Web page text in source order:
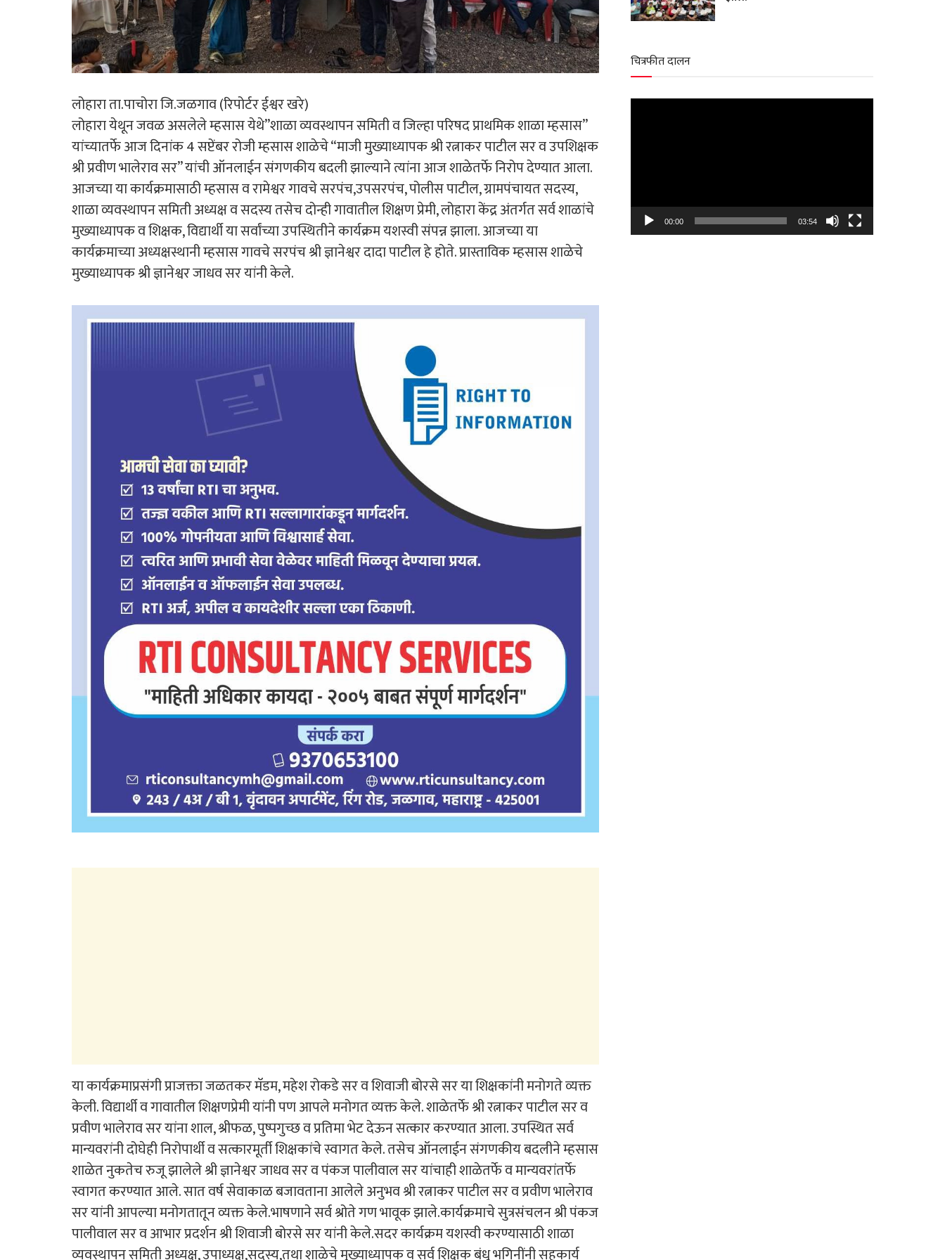
लोहारा ता.पाचोरा जि.जळगाव (रिपोर्टर ईश्वर खरे)
लोहारा येथून जवळ असलेले म्हसास येथे”शाळा व्यवस्थापन समिती व जिल्हा परिषद प्राथमिक शाळा म्हसास”
यांच्यातर्फे आज दिनांक 4 सप्टेंबर रोजी म्हसास शाळेचे “माजी मुख्याध्यापक श्री रत्नाकर पाटील सर व उपशिक्षक
श्री प्रवीण भालेराव सर” यांची ऑनलाईन संगणकीय बदली झाल्याने त्यांना आज शाळेतर्फे निरोप देण्यात आला.
आजच्या या कार्यक्रमासाठी म्हसास व रामेश्वर गावचे सरपंच,उपसरपंच, पोलीस पाटील, ग्रामपंचायत सदस्य,
शाळा व्यवस्थापन समिती अध्यक्ष व सदस्य तसेच दोन्ही गावातील शिक्षण प्रेमी, लोहारा केंद्र अंतर्गत सर्व शाळांचे
मुख्याध्यापक व शिक्षक, विद्यार्थी या सर्वांच्या उपस्थितीने कार्यक्रम यशस्वी संपन्न झाला. आजच्या या
कार्यक्रमाच्या अध्यक्षस्थानी म्हसास गावचे सरपंच श्री ज्ञानेश्वर दादा पाटील हे होते. प्रास्ताविक म्हसास शाळेचे
मुख्याध्यापक श्री ज्ञानेश्वर जाधव सर यांनी केले.
या कार्यक्रमाप्रसंगी प्राजक्ता जळतकर मॅडम, महेश रोकडे सर व शिवाजी बोरसे सर या शिक्षकांनी मनोगते व्यक्त
केली. विद्यार्थी व गावातील शिक्षणप्रेमी यांनी पण आपले मनोगत व्यक्त केले. शाळेतर्फे श्री रत्नाकर पाटील सर व
प्रवीण भालेराव सर यांना शाल, श्रीफळ, पुष्पगुच्छ व प्रतिमा भेट देऊन सत्कार करण्यात आला. उपस्थित सर्व
मान्यवरांनी दोघेही निरोपार्थी व सत्कारमूर्ती शिक्षकांचे स्वागत केले. तसेच ऑनलाईन संगणकीय बदलीने म्हसास
शाळेत नुकतेच रुजू झालेले श्री ज्ञानेश्वर जाधव सर व पंकज पालीवाल सर यांचाही शाळेतर्फे व मान्यवरांतर्फे
स्वागत करण्यात आले. सात वर्ष सेवाकाळ बजावताना आलेले अनुभव श्री रत्नाकर पाटील सर व प्रवीण भालेराव
सर यांनी आपल्या मनोगतातून व्यक्त केले.भाषणाने सर्व श्रोते गण भावूक झाले.कार्यक्रमाचे सुत्रसंचलन श्री पंकज
पालीवाल सर व आभार प्रदर्शन श्री शिवाजी बोरसे सर यांनी केले.सदर कार्यक्रम यशस्वी करण्यासाठी शाळा
व्यवस्थापन समिती अध्यक्ष, उपाध्यक्ष,सदस्य,तथा शाळेचे मुख्याध्यापक व सर्व शिक्षक बंधू भगिनींनी सहकार्य
चित्रफीत दालन
00:00 03:54